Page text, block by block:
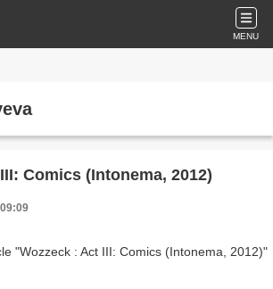
MENU
Comics (Intonema, 2012)